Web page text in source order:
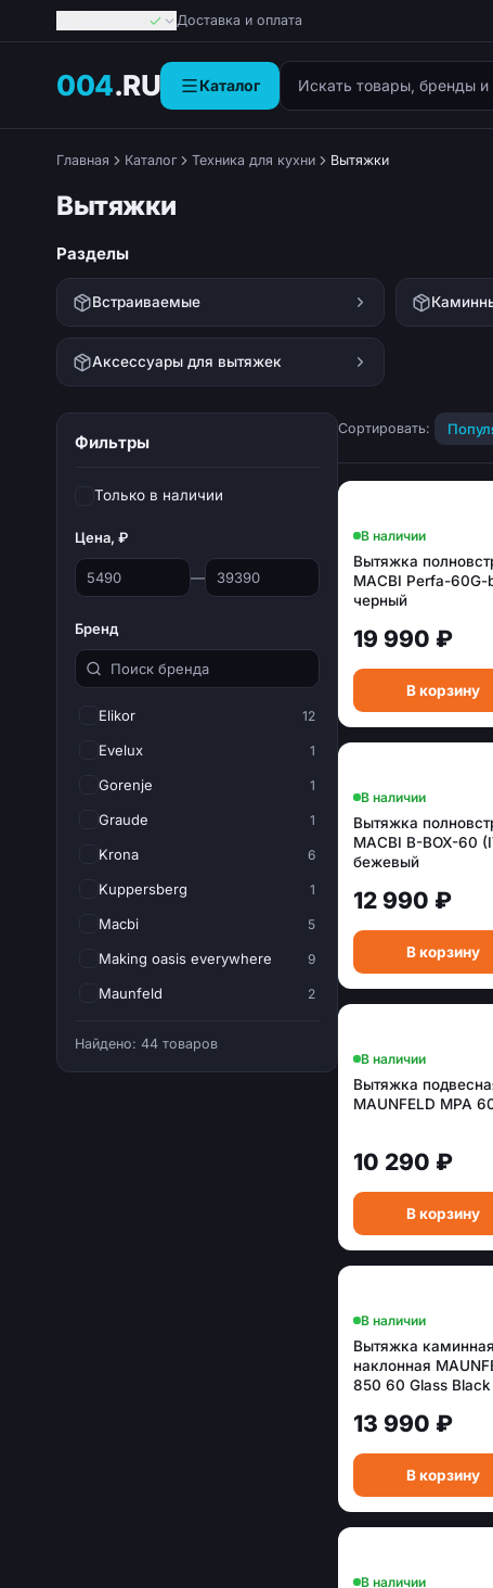
Доставка и оплата
004.RU Каталог
Поиск товаров
Главная Каталог Техника для кухни Вытяжки
Вытяжки
Разделы
Встраиваемые
Аксессуары для вытяжек
Фильтры
Только в наличии
Цена, ₽
—
Бренд
Elikor 12
Evelux 1
Gorenje 1
Graude 1
Krona 6
Kuppersberg 1
Macbi 5
Making oasis everywhere 9
Maunfeld 2
Найдено: 44 товаров
Сортировать:
В наличии
Вытяжка
MACBI Perfa-60G-
черный
19 990 ₽
В корзину
В наличии
Вытяжка
MACBI B-BOX-60
бежевый
12 990 ₽
В корзину
В наличии
Вытяжка
MAUNFELD MPA
10 290 ₽
В корзину
В наличии
Вытяжка каминная
наклонная
850 60 Glass Black
13 990 ₽
В корзину
В наличии